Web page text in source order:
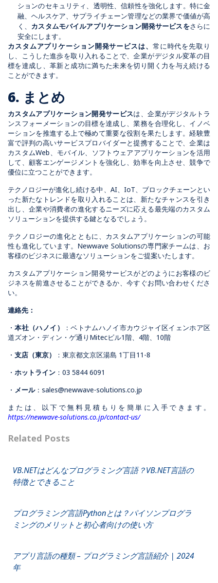
ションのセキュリティ、透明性、信頼性を強化します。特に金
融、ヘルスケア、サプライチェーン管理などの業界で価値が高
く、 カスタムモバイルアプリケーション開発サービスをさらに
安全にします。
カスタムアプリケーション開発サービスは、 常に時代を先取り
し、こうした進歩を取り入れることで、企業がデジタル変革の目
標を達成し、革新と成功に満ちた未来を切り開く力を与え続ける
ことができます。
6. まとめ
カスタムアプリケーション開発サービスは、企業がデジタルトラ
ンスフォーメーションの目標を達成し、業務を合理化し、イノベ
ーションを推進する上で極めて重要な役割を果たします。経験豊
富で評判の高いサービスプロバイダーと提携することで、企業は
カスタムWeb、モバイル、ソフトウェアアプリケーションを活用
して、顧客エンゲージメントを強化し、効率を向上させ、競争で
優位に立つことができます。
テクノロジーが進化し続ける中、AI、IoT、ブロックチェーンとい
った新たなトレンドを取り入れることは、新たなチャンスを引き
出し、企業や消費者の進化するニーズに応える最先端のカスタム
ソリューションを提供する鍵となるでしょう。
テクノロジーの進化とともに、カスタムアプリケーションの可能
性も進化しています。Newwave Solutionsの専門家チームは、お
客様のビジネスに最適なソリューションをご提案いたします。
カスタムアプリケーション開発サービスがどのようにお客様のビ
ジネスを前進させることができるか、今すぐお問い合わせくださ
い。
連絡先：
・本社（ハノイ）
：ベトナムハノイ市カウジャイ区イェンホア区
道ズオン・ディン・ゲ通りMitecビル1階、4階、10階
・ 支店（東京）
：東京都文京区湯島 1丁目11-8
・ ホットライン ： 03 5844 6091
・ メール： sales@newwave-solutions.co.jp
または、以下で無料見積もりを簡単に入手できます。
https://newwave-solutions.co.jp/contact-us/
Related Posts
VB.NETはどんなプログラミング言語？VB.NET言語の
特徴とできること
プログラミング言語Pythonとは？パイソンプログラ
ミングのメリットと初心者向けの使い方
アプリ言語の種類 – プログラミング言語紹介 | 2024
年